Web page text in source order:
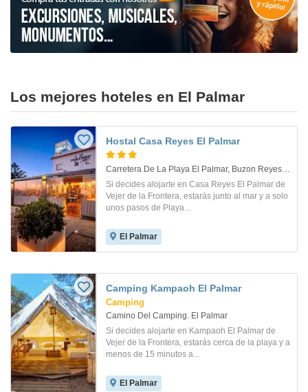
Los mejores hoteles en El Palmar
Hostal Casa Reyes El Palmar
Carretera De La Playa El Palmar, Buzon Reyes Nº 8.. Vejer De La Frontera
Si decides alojarte en Casa Reyes El Palmar de
Vejer de la Frontera, estarás junto al mar y a solo
unos pasos de Playa...
El Palmar
Camping Kampaoh El Palmar
Camping
Camino Del Camping. El Palmar
Si decides alojarte en Kampaoh El Palmar de
Vejer de la Frontera, estarás cerca de la playa y a
menos de 15 minutos a...
El Palmar